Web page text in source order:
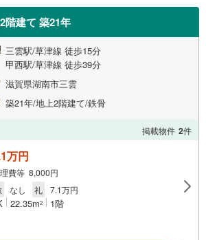
階建て 築21年
三雲駅/草津線 徒歩15分
甲西駅/草津線 徒歩39分
滋賀県湖南市三雲
築21年/地上2階建て/鉄骨
掲載物件 2件
万円
費等 8,000円
なし 礼 7.1万円
22.35m2 1階